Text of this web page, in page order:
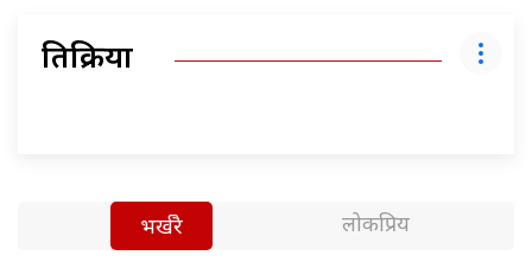
प्रतिक्रिया
भर्खरै लोकप्रिय